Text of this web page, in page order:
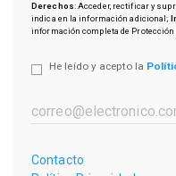
Derechos: Acceder, rectificar y
indica en la información adicional;
información completa de Protección
He leído y acepto la
Contacto